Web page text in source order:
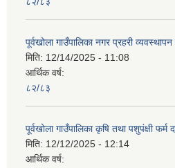
पूर्वखोला गाउँपालिका नगर प्रहरी
मिति: 12/14/2025 - 11:08
आर्थिक वर्ष:
८२/८३
पूर्वखोला गाउँपालिका कृषि तथा पशुपंक्षी फर्म
मिति: 12/12/2025 - 12:14
आर्थिक वर्ष: